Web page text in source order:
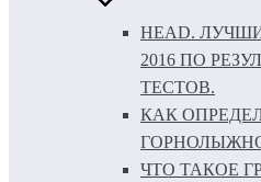
HEAD.
2016 ПО
ТЕСТОВ.
КАК
ЧТО ТАКОЕ